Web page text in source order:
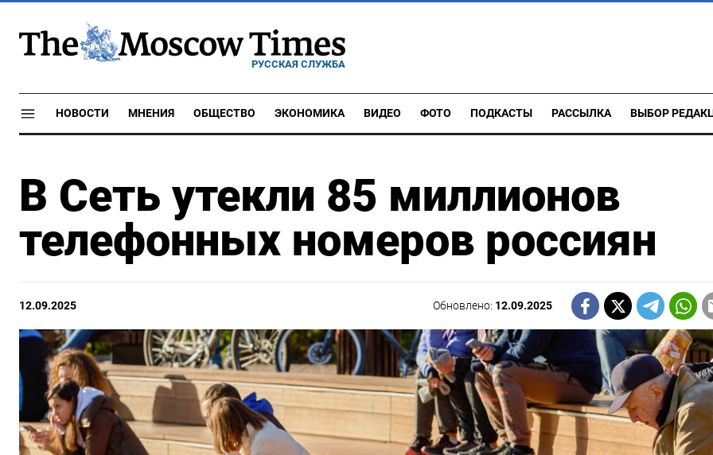
РУССКАЯ СЛУЖБА
НОВОСТИ МНЕНИЯ ОБЩЕСТВО ЭКОНОМИКА ВИДЕО ФОТО ПОДКАСТЫ РАССЫЛКА ВЫБОР
В Сеть утекли 85 миллионов
телефонных номеров россиян
12.09.2025 Обновлено: 12.09.2025